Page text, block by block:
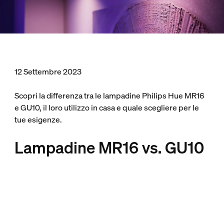
12 Settembre 2023
Scopri la differenza tra le lampadine Philips Hue MR16
e GU10, il loro utilizzo in casa e quale scegliere per le
tue esigenze.
Lampadine MR16 vs. GU10